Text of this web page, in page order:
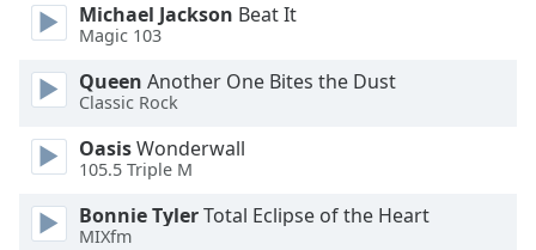
Edge
Style
Family
Michael Jackson Beat It
Magic 103
Queen Another One Bites the Dust
Classic Rock
OasisWonderwall
105.5 Triple M
Bonnie TylerTotal Eclipse of the Heart
MIXfm